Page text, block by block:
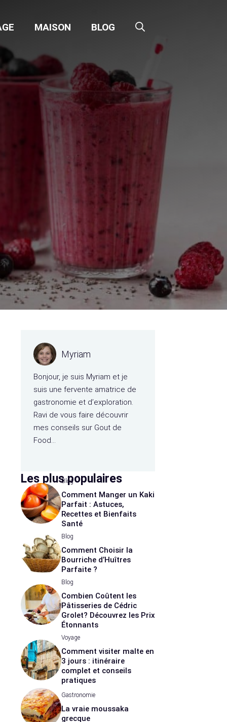
MAISON BLOG
Myriam
Bonjour, je suis Myriam et je
suis une fervente amatrice de
gastronomie et d’exploration.
Ravi de vous faire découvrir
mes conseils sur Gout de
Food…
Les plus populaires
Blog
Comment Manger un Kaki
Parfait : Astuces,
Recettes et Bienfaits
Santé
Blog
Comment Choisir la
Bourriche d’Huîtres
Parfaite ?
Blog
Combien Coûtent les
Pâtisseries de Cédric
Grolet? Découvrez les Prix
Étonnants
Voyage
Comment visiter malte en
3 jours : itinéraire
complet et conseils
pratiques
Gastronomie
La vraie moussaka
grecque